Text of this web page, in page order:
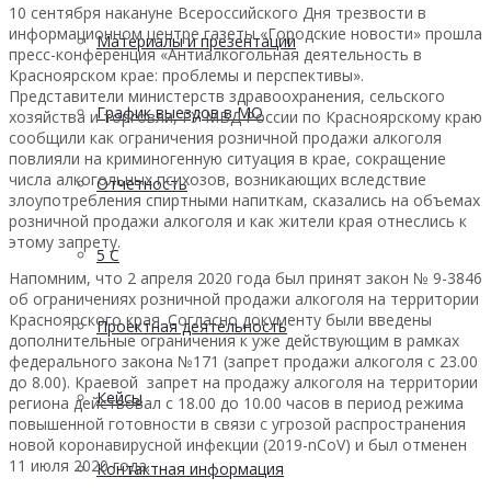
Материалы и презентации
График выездов в МО
Отчетность
5 С
Проектная деятельность
Кейсы
Контактная информация
10 сентября накануне Всероссийского Дня трезвости в
информационном центре газеты «Городские новости» прошла
пресс-конференция «Антиалкогольная деятельность в
Красноярском крае: проблемы и перспективы».
Представители министерств здравоохранения, сельского
хозяйства и торговли, ГУ МВД России по Красноярскому краю
сообщили как ограничения розничной продажи алкоголя
повлияли на криминогенную ситуация в крае, сокращение
числа алкогольных психозов, возникающих вследствие
злоупотребления спиртными напиткам, сказались на объемах
розничной продажи алкоголя и как жители края отнеслись к
этому запрету.
Напомним, что 2 апреля 2020 года был принят закон № 9-3846
об ограничениях розничной продажи алкоголя на территории
Красноярского края. Согласно документу были введены
дополнительные ограничения к уже действующим в рамках
федерального закона №171 (запрет продажи алкоголя с 23.00
до 8.00). Краевой запрет на продажу алкоголя на территории
региона действовал с 18.00 до 10.00 часов в период режима
повышенной готовности в связи с угрозой распространения
новой коронавирусной инфекции (2019-nCoV) и был отменен
11 июля 2020 года.